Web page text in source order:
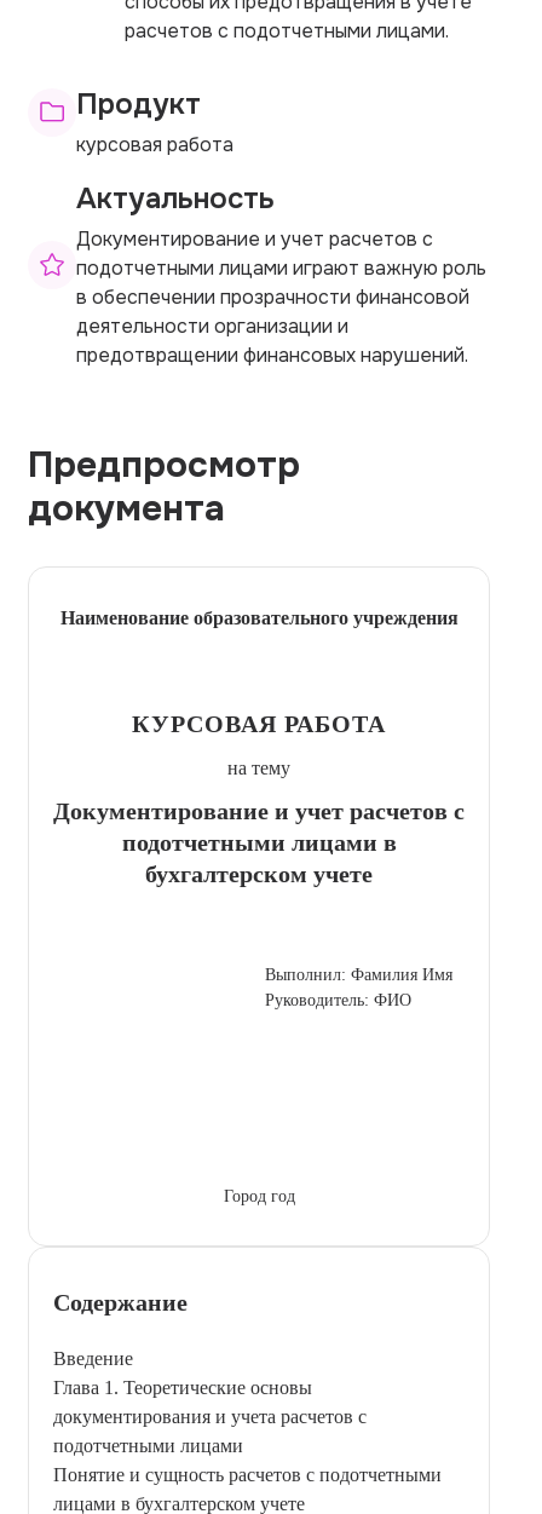
расчетов с подотчетными лицами.
Продукт
курсовая работа
Актуальность
Документирование и учет расчетов с
подотчетными лицами играют важную роль
в обеспечении прозрачности финансовой
деятельности организации и
предотвращении финансовых нарушений.
Предпросмотр
документа
Наименование образовательного учреждения
КУРСОВАЯ РАБОТА
на тему
Документирование и учет расчетов с
подотчетными лицами в
бухгалтерском учете
Выполнил: Фамилия Имя
Руководитель: ФИО
Город год
Содержание
Введение
Глава 1. Теоретические основы
документирования и учета расчетов с
подотчетными лицами
Понятие и сущность расчетов с подотчетными
лицами в бухгалтерском учете